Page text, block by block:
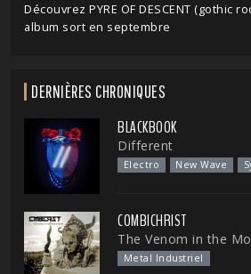
Découvrez PYRE OF DESCENT (gothic
album sort en septembre
DERNIÈRES CHRONIQUES
BLACKBOOK
Different
Electro New Wave
COMBICHRIST
The Venom in the
Metal Industriel